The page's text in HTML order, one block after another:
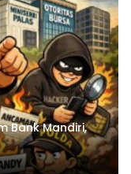
Bank Mandiri,